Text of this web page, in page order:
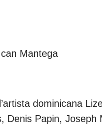
Mantega
dominicana
Denis Papin, Joseph